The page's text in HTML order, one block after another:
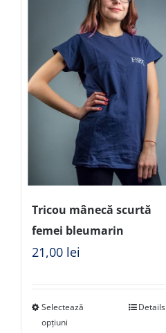
Tricou mânecă scurtă
femei bleumarin
21,00 lei
Selectează
opțiuni
Details